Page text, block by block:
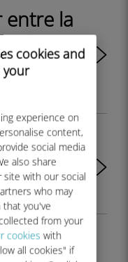
cookies and
your
experience on
content,
social media
also share
site with our social
who may
you've
from your
cookies with
all cookies" if
entre la
et le
appareil
iPad
par
une